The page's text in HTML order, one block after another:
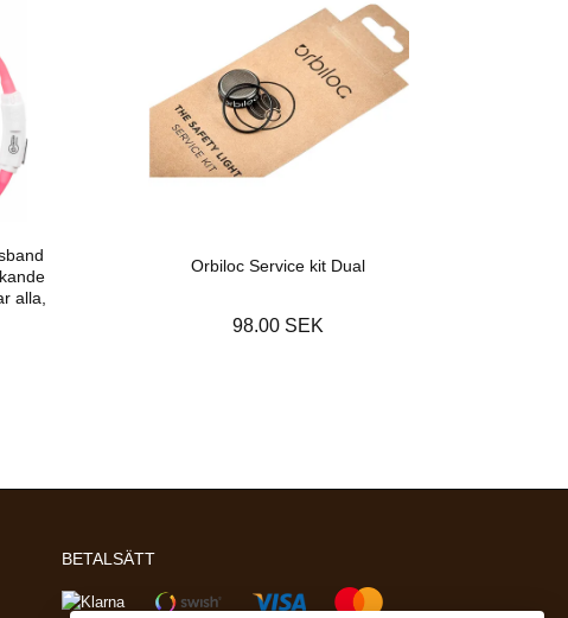
alla,
Orbiloc Service kit Dual
98.00 SEK
BETALSÄTT